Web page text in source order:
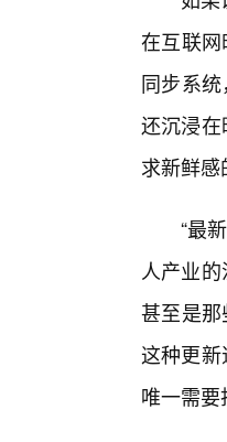
在互联
同步系
还沉浸
求新鲜
“最
人产业
甚至是
这种更
唯一需